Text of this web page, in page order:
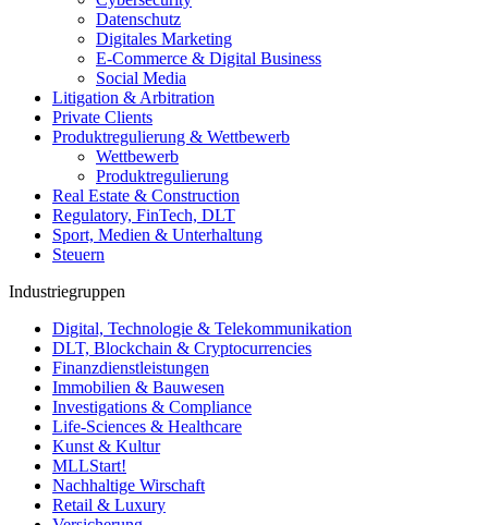
Datenschutz
Digitales Marketing
E-Commerce & Digital Business
Social Media
Litigation & Arbitration
Private Clients
Produktregulierung & Wettbewerb
Wettbewerb
Produktregulierung
Real Estate & Construction
Regulatory, FinTech, DLT
Sport, Medien & Unterhaltung
Steuern
Industriegruppen
Digital, Technologie & Telekommunikation
DLT, Blockchain & Cryptocurrencies
Finanzdienstleistungen
Immobilien & Bauwesen
Investigations & Compliance
Life-Sciences & Healthcare
Kunst & Kultur
MLLStart!
Nachhaltige Wirschaft
Retail & Luxury